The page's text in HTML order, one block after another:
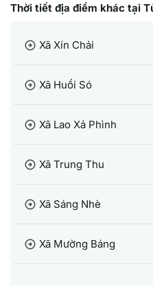
Thời tiết địa điểm khác tại
arrow_circle_right Xã Xín Chải
arrow_circle_right Xã Huổi Só
arrow_circle_right Xã Lao Xả Phình
arrow_circle_right Xã Trung Thu
arrow_circle_right Xã Sáng Nhè
arrow_circle_right Xã Mường Báng